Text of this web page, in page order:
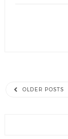
OLDER POSTS